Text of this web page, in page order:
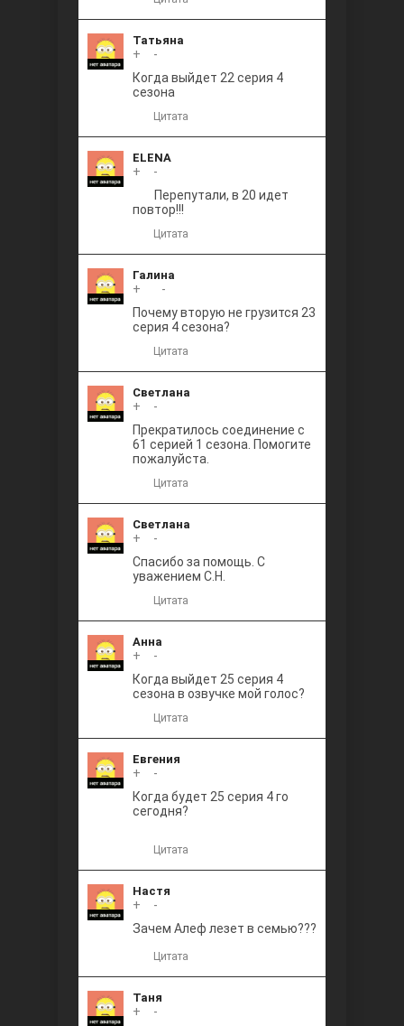
Татьяна
+
-
Когда выйдет 22 серия 4
сезона
Цитата
ELENA
+
-
Перепутали, в 20 идет
повтор!!!
Цитата
Галина
+
-
Почему вторую не грузится 23
серия 4 сезона?
Цитата
Светлана
+
-
Прекратилось соединение с
61 серией 1 сезона. Помогите
пожалуйста.
Цитата
Светлана
+
-
Спасибо за помощь. С
уважением С.Н.
Цитата
Анна
+
-
Когда выйдет 25 серия 4
сезона в озвучке мой голос?
Цитата
Евгения
+
-
Когда будет 25 серия 4 го
сегодня?
Цитата
Настя
+
-
Зачем Алеф лезет в семью???
Цитата
Таня
+
-